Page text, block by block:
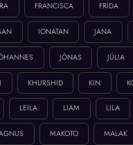
FRANCISCA FRIDA
IONATAN JANA
JÓNAS JÚLIA
KHURSHID KIN
LEILA LIAM LILA
MAKOTO MALAK